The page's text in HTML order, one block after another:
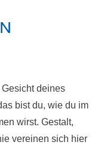
deines
bist du, wie du im
wirst. Gestalt,
vereinen sich hier